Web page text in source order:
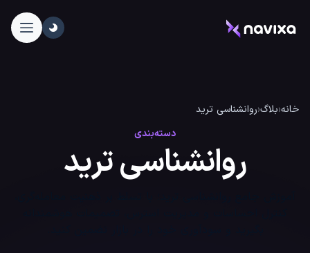
خانه‹بلاگ‹روانشناسی ترید
دسته‌بندی
روانشناسی ترید